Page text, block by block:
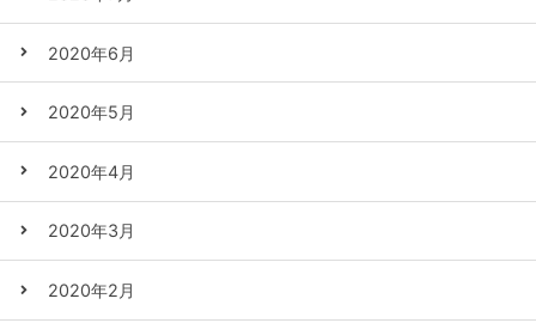
2020年6月
2020年5月
2020年4月
2020年3月
2020年2月